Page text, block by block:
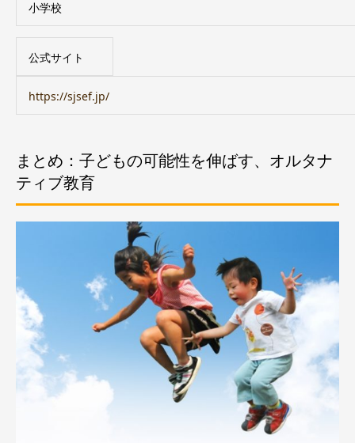
小学校
公式サイト
https://sjsef.jp/
まとめ：子どもの可能性を伸ばす、オルタナ
ティブ教育